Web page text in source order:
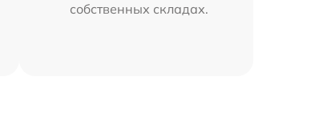
собственных складах.